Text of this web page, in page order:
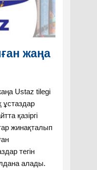
жаңа
Ustaz tilegi
ұстаздар
қазіргі
жинақталып
тегін
алады.